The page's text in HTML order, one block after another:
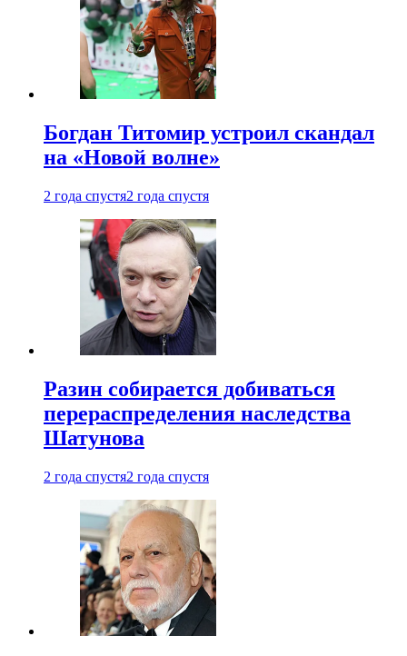
Богдан Титомир устроил скандал
на «Новой волне»
2 года спустя2 года спустя
Разин собирается добиваться
перераспределения наследства
Шатунова
2 года спустя2 года спустя